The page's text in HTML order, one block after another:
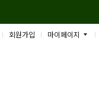
회원가입 마이페이지